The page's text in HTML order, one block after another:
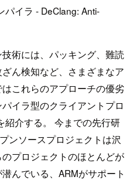
イラ - DeClang: Anti-
術には、パッキング、難読
ん検知など、さまざまなア
これらのアプローチの優劣
イラ型のクライアントプロ
紹介する。 今までの先行研
ンソースプロジェクトは沢
プロジェクトのほとんどが
んでいる、ARMがサポート